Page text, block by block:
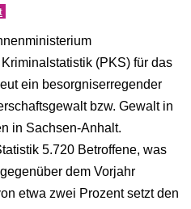
(PKS) für das
ein besorgniserregender
bzw. Gewalt in
in Sachsen-Anhalt.
5.720 Betroffene, was
dem Vorjahr
etwa zwei Prozent setzt den